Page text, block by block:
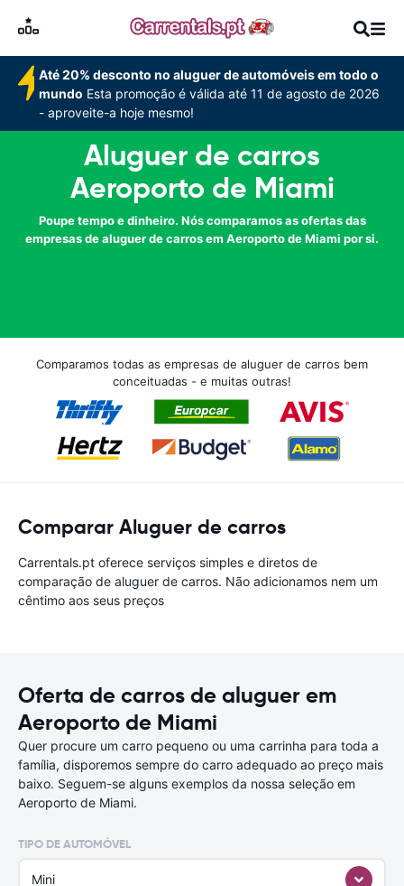
Até 20% desconto no aluguer de automóveis em todo o
mundo Esta promoção é válida até 11 de agosto de 2026
- aproveite-a hoje mesmo!
Aluguer de carros
Aeroporto de Miami
Poupe tempo e dinheiro. Nós comparamos as ofertas das
empresas de aluguer de carros em Aeroporto de Miami por si.
Comparamos todas as empresas de aluguer de carros bem
conceituadas - e muitas outras!
Comparar Aluguer de carros
Carrentals.pt oferece serviços simples e diretos de
comparação de aluguer de carros. Não adicionamos nem um
cêntimo aos seus preços
Oferta de carros de aluguer em
Aeroporto de Miami
Quer procure um carro pequeno ou uma carrinha para toda a
família, disporemos sempre do carro adequado ao preço mais
baixo. Seguem-se alguns exemplos da nossa seleção em
Aeroporto de Miami.
TIPO DE AUTOMÓVEL
Mini